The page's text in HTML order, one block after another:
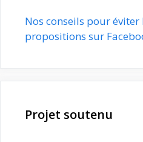
Nos conseils pour éviter
propositions sur
Projet soutenu